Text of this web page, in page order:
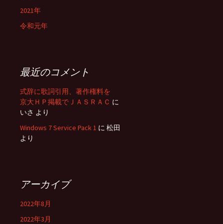
2021年
令和元年
最近のコメント
式辞に歌詞引用、著作権料を
京大ＨＰ掲載でＪＡＳＲＡＣ に
いさ より
Windows 7 Service Pack 1 に 松田
より
アーカイブ
2022年8月
2022年3月